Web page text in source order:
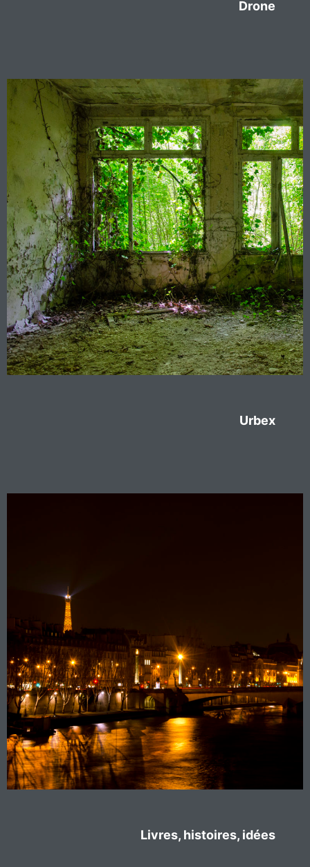
Drone
Urbex
Livres, histoires, idées